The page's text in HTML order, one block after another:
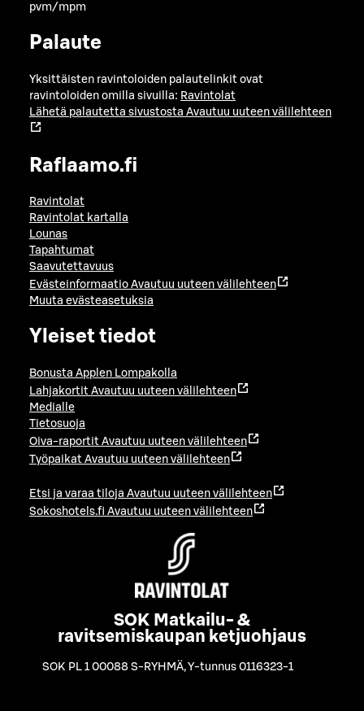
pvm/mpm
Palaute
Yksittäisten ravintoloiden palautelinkit ovat
ravintoloiden omilla sivuilla: Ravintolat
Lähetä palautetta sivustosta Avautuu uuteen välilehteen
Raflaamo.fi
Ravintolat
Ravintolat kartalla
Lounas
Tapahtumat
Saavutettavuus
Evästeinformaatio Avautuu uuteen välilehteen
Muuta evästeasetuksia
Yleiset tiedot
Bonusta Applen Lompakolla
Lahjakortit Avautuu uuteen välilehteen
Medialle
Tietosuoja
Oiva-raportit Avautuu uuteen välilehteen
Työpaikat Avautuu uuteen välilehteen
Etsi ja varaa tiloja Avautuu uuteen välilehteen
Sokoshotels.fi Avautuu uuteen välilehteen
SOK Matkailu- &
ravitsemiskaupan ketjuohjaus
SOK PL 1 00088 S-RYHMÄ,Y-tunnus 0116323-1